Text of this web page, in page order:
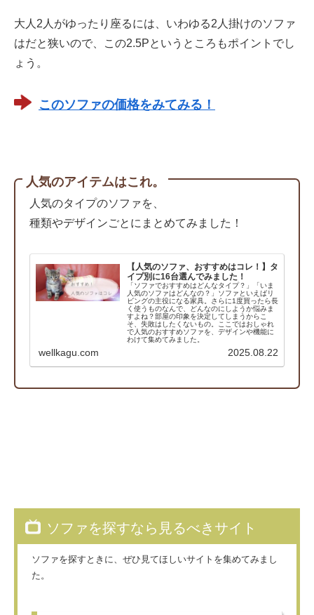
大人2人がゆったり座るには、いわゆる2人掛けのソファ
はだと狭いので、この2.5Pというところもポイントでし
ょう。
このソファの価格をみてみる！
人気のタイプのソファを、
種類やデザインごとにまとめてみました！
【人気のソファ、おすすめはコレ！】タ
イプ別に16台選んでみました！
「ソファでおすすめはどんなタイプ？」「いま
人気のソファはどんなの？」ソファといえばリ
ビングの主役になる家具。さらに1度買ったら長
く使うものなんで、どんなのにしようか悩みま
すよね？部屋の印象を決定してしまうからこ
そ、失敗はしたくないもの。ここではおしゃれ
で人気のおすすめソファを、デザインや機能に
わけて集めてみました。
wellkagu.com 2025.08.22
ソファを探すなら見るべきサイト
ソファを探すときに、ぜひ見てほしいサイトを集めてみまし
た。